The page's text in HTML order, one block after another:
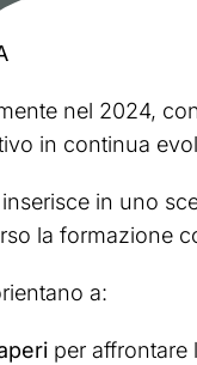
nel 2024,
in continua
in uno
la formazione
a:
per affrontare